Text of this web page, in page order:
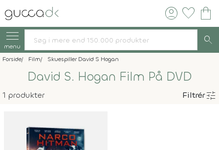
account_circle favorite shopping_bag
menu search
Forside Film Skuespiller David S Hogan
David S. Hogan Film På DVD
1 produkter Filtrértune